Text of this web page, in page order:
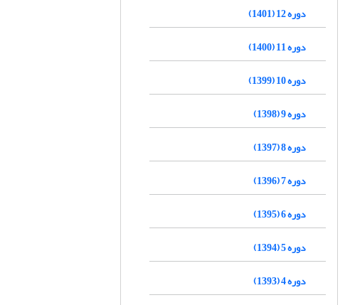
دوره 12 (1401)
دوره 11 (1400)
دوره 10 (1399)
دوره 9 (1398)
دوره 8 (1397)
دوره 7 (1396)
دوره 6 (1395)
دوره 5 (1394)
دوره 4 (1393)